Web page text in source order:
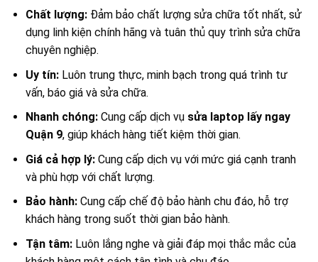
Chất lượng:Đảm bảo chất lượng sửa chữa tốt nhất, sử
dụng linh kiện chính hãng và tuân thủ quy trình sửa chữa
chuyên nghiệp.
Uy tín:Luôn trung thực, minh bạch trong quá trình tư
vấn, báo giá và sửa chữa.
Nhanh chóng:Cung cấp dịch vụ sửa laptop lấy ngay
Quận 9, giúp khách hàng tiết kiệm thời gian.
Giá cả hợp lý:Cung cấp dịch vụ với mức giá cạnh tranh
và phù hợp với chất lượng.
Bảo hành:Cung cấp chế độ bảo hành chu đáo, hỗ trợ
khách hàng trong suốt thời gian bảo hành.
Tận tâm:Luôn lắng nghe và giải đáp mọi thắc mắc của